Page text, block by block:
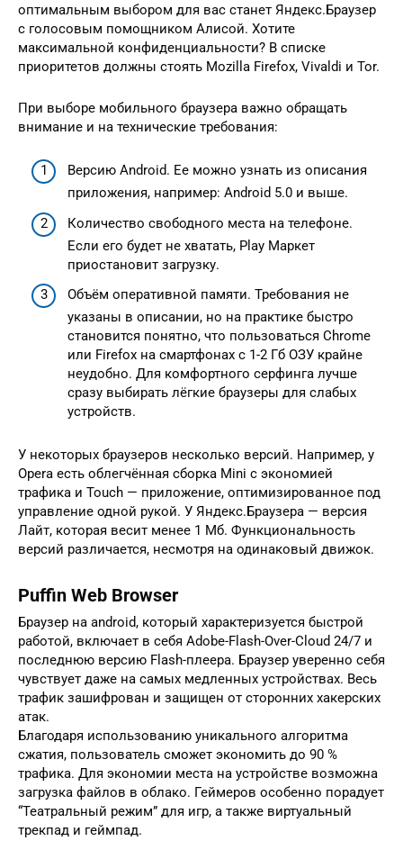
оптимальным выбором для вас станет Яндекс.Браузер
с голосовым помощником Алисой. Хотите
максимальной конфиденциальности? В списке
приоритетов должны стоять Mozilla Firefox, Vivaldi и Tor.
При выборе мобильного браузера важно обращать
внимание и на технические требования:
Версию Android. Ее можно узнать из описания
приложения, например: Android 5.0 и выше.
Количество свободного места на телефоне.
Если его будет не хватать, Play Маркет
приостановит загрузку.
Объём оперативной памяти. Требования не
указаны в описании, но на практике быстро
становится понятно, что пользоваться Chrome
или Firefox на смартфонах с 1-2 Гб ОЗУ крайне
неудобно. Для комфортного серфинга лучше
сразу выбирать лёгкие браузеры для слабых
устройств.
У некоторых браузеров несколько версий. Например, у
Opera есть облегчённая сборка Mini с экономией
трафика и Touch — приложение, оптимизированное под
управление одной рукой. У Яндекс.Браузера — версия
Лайт, которая весит менее 1 Мб. Функциональность
версий различается, несмотря на одинаковый движок.
Puffin Web Browser
Браузер на android, который характеризуется быстрой
работой, включает в себя Adobe-Flash-Over-Cloud 24/7 и
последнюю версию Flash-плеера. Браузер уверенно себя
чувствует даже на самых медленных устройствах. Весь
трафик зашифрован и защищен от сторонних хакерских
атак.
Благодаря использованию уникального алгоритма
сжатия, пользователь сможет экономить до 90 %
трафика. Для экономии места на устройстве возможна
загрузка файлов в облако. Геймеров особенно порадует
“Театральный режим” для игр, а также виртуальный
трекпад и геймпад.